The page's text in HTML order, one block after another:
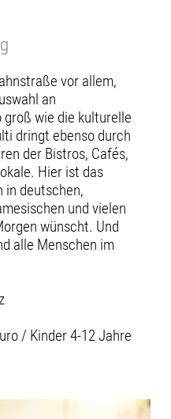
vor allem,
an
wie die kulturelle
dringt ebenso durch
der Bistros, Cafés,
Hier ist das
in deutschen,
und vielen
wünscht. Und
alle Menschen im
/ Kinder 4-12 Jahre